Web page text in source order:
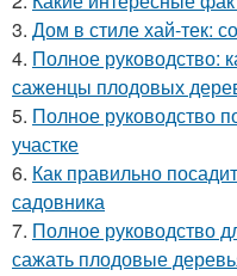
3. Дом в стиле хай-тек:
4. Полное руководство:
саженцы плодовых
5. Полное руководство
участке
6. Как правильно
садовника
7. Полное руководство
сажать плодовые